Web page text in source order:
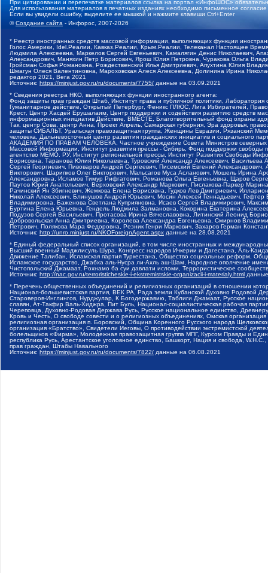
При цитировании и перепечатке материалов ссылка на портал «ИнфоШОС»
Для использования материалов в печатных изданиях необходимо письменное
Если вы увидели ошибку, выделите ее мышкой и нажмите клавиши Ctrl+Enter
©Создание сайта - Инфорос, 2007-2026
* Реестр иностранных средств массовой информации, выполняющих функции
Голос Америки, Idel.Реалии, Кавказ.Реалии, Крым.Реалии, Телеканал Настоящее
Людмила Алексеевна, Маркелов Сергей Евгеньевич, Камалягин Денис Николаевич,
Александрович, Маняхин Петр Борисович, Ярош Юлия Петровна, Чуракова Ольга
Гройсман Софья Романовна, Рождественский Илья Дмитриевич, Апухтина Юлия
Шмагун Олеся Валентиновна, Мароховская Алеся Алексеевна, Долинина Ирина
редактор 2021, Вега 2021
Источник: https://minjust.gov.ru/ru/documents/7755/ данные на 03.09.2021
* Сведения реестра НКО, выполняющих функции иностранного агента:
Фонд защиты прав граждан Штаб, Институт права и публичной политики,
Гуманитарное действие, Открытый Петербург, Феникс ПЛЮС, Лига Избирателей,
Крест, Центр Хасдей Ерушалаим, Центр поддержки и содействия развитию средств
информационных инициатив Действие, ВМЕСТЕ, Благотворительный фонд охраны
Так, центр Сова, центр Анна, Проект Апрель, Самарская губерния, Эра здоровья,
защиты СИБАЛЬТ, Уральская правозащитная группа, Женщины Евразии, Рязанский
человека, Дальневосточный центр развития гражданских инициатив и социального
АКАДЕМИЯ ПО ПРАВАМ ЧЕЛОВЕКА, Частное учреждение Совета Министров северных
Массовой Информации, Институт развития прессы - Сибирь, Фонд поддержки
агентство МЕМО. РУ, Институт региональной прессы, Институт Развития Свободы
Борисовна, Таранова Юлия Николаевна, Туровский Александр Алексеевич,
Сергей Георгиевич, Пивоваров Андрей Сергеевич, Писемский Евгений
Викторович, Шарипков Олег Викторович, Мальсагов Муса Асланович, Мошель Ирина
Александровна, Исламов Тимур Рифгатович, Романова Ольга Евгеньевна, Щаров
Паутов Юрий Анатольевич, Верховский Александр Маркович, Пислакова-Паркер
Рачинский Ян Збигневич, Жемкова Елена Борисовна, Гудков Лев Дмитриевич,
Николай Алексеевич, Блинушов Андрей Юрьевич, Мосин Алексей Геннадьевич,
Владимировна, Баженова Светлана Куприяновна, Исаев Сергей Владимирович,
Буртина Елена Юрьевна, Гендель Людмила Залмановна, Кокорина Екатерина
Подузов Сергей Васильевич, Протасова Ирина Вячеславовна, Литинский Леонид
Добровольская Анна Дмитриевна, Королева Александра Евгеньевна, Смирнов
Петрович, Полякова Мара Федоровна, Резник Генри Маркович, Захаров Герман
Источник: http://unro.minjust.ru/NKOForeignAgent.aspx данные на 28.08.2021
* Единый федеральный список организаций, в том числе иностранных и
Высший военный Маджлисуль Шура, Конгресс народов Ичкерии и Дагестана, Аль-
Движение Талибан, Исламская партия Туркестана, Общество социальных реформ,
Исламское государство, Джабха аль-Нусра ли-Ахль аш-Шам, Народное ополчение
Чистопольский Джамаат, Рохнамо ба суи давлати исломи, Террористическое
Источник: http://nac.gov.ru/terroristicheskie-i-ekstremistskie-organizacii-i-materialy.html
* Перечень общественных объединений и религиозных организаций в отношении
Национал-большевистская партия, ВЕК РА, Рада земли Кубанской Духовно Родовой
Староверов-Инглингов, Нурджулар, К Богодержавию, Таблиги Джамаат, Русское
славян, Ат-Такфир Валь-Хиджра, Пит Буль, Национал-социалистическая рабочая
Череповца, Духовно-Родовая Держава Русь, Русское национальное единство,
Кровь и Честь, О свободе совести и о религиозных объединениях, Омская
религиозная организация п. Боровский, Община Коренного Русского народа
организация «Братство», Свидетели Иеговы, О противодействии экстремистской
болельщиков «Фирма», Молодежная правозащитная группа МПГ, Курсом Правды и
республика Русь, Арестантское уголовное единство, Башкорт, Нация и свобода,
прав граждан, Штабы Навального
Источник: https://minjust.gov.ru/ru/documents/7822/ данные на 06.08.2021